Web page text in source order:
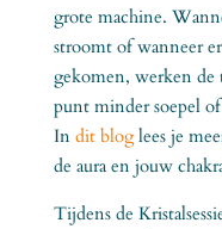
grote machine.
stroomt of wanneer
gekomen, werken de
punt minder soepel
In dit bloglees je
de aura en jouw
Tijdens de